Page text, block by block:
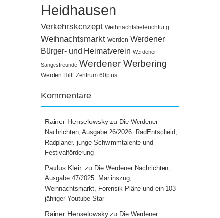
Heidhausen
Verkehrskonzept Weihnachtsbeleuchtung
Weihnachtsmarkt Werden Werdener
Bürger- und Heimatverein Werdener
Sangesfreunde Werdener Werbering
Werden Hilft Zentrum 60plus
Kommentare
Rainer Henselowsky zu Die Werdener
Nachrichten, Ausgabe 26/2026: RadEntscheid,
Radplaner, junge Schwimmtalente und
Festivalförderung
Paulus Klein zu Die Werdener Nachrichten,
Ausgabe 47/2025: Martinszug,
Weihnachtsmarkt, Forensik-Pläne und ein 103-
jähriger Youtube-Star
Rainer Henselowsky zu Die Werdener